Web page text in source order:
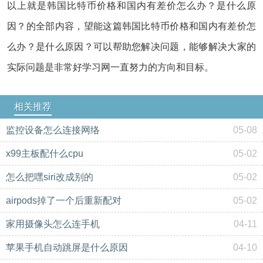
以上就是韩国比特币价格和国内有差价怎么办？是什么原
因？的全部内容，望能这篇韩国比特币价格和国内有差价怎
么办？是什么原因？可以帮助您解决问题，能够解决大家的
实际问题是非常好学习网一直努力的方向和目标。
相关推荐
监控设备怎么连接网络 05-08
x99主板配什么cpu 05-02
怎么把嘿siri改成别的 05-02
airpods掉了一个后重新配对 05-02
家用摄像头怎么连手机 04-11
苹果手机自动跳屏是什么原因 04-10